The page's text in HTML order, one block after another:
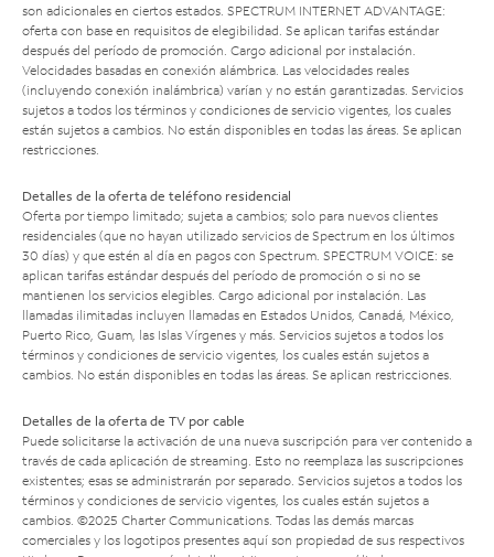
son adicionales en ciertos estados. SPECTRUM INTERNET ADVANTAGE:
oferta con base en requisitos de elegibilidad. Se aplican tarifas estándar
después del período de promoción. Cargo adicional por instalación.
Velocidades basadas en conexión alámbrica. Las velocidades reales
(incluyendo conexión inalámbrica) varían y no están garantizadas. Servicios
sujetos a todos los términos y condiciones de servicio vigentes, los cuales
están sujetos a cambios. No están disponibles en todas las áreas. Se aplican
restricciones.
Detalles de la oferta de teléfono residencial
Oferta por tiempo limitado; sujeta a cambios; solo para nuevos clientes
residenciales (que no hayan utilizado servicios de Spectrum en los últimos
30 días) y que estén al día en pagos con Spectrum. SPECTRUM VOICE: se
aplican tarifas estándar después del período de promoción o si no se
mantienen los servicios elegibles. Cargo adicional por instalación. Las
llamadas ilimitadas incluyen llamadas en Estados Unidos, Canadá, México,
Puerto Rico, Guam, las Islas Vírgenes y más. Servicios sujetos a todos los
términos y condiciones de servicio vigentes, los cuales están sujetos a
cambios. No están disponibles en todas las áreas. Se aplican restricciones.
Detalles de la oferta de TV por cable
Puede solicitarse la activación de una nueva suscripción para ver contenido a
través de cada aplicación de streaming. Esto no reemplaza las suscripciones
existentes; esas se administrarán por separado. Servicios sujetos a todos los
términos y condiciones de servicio vigentes, los cuales están sujetos a
cambios. ©2025 Charter Communications. Todas las demás marcas
comerciales y los logotipos presentes aquí son propiedad de sus respectivos